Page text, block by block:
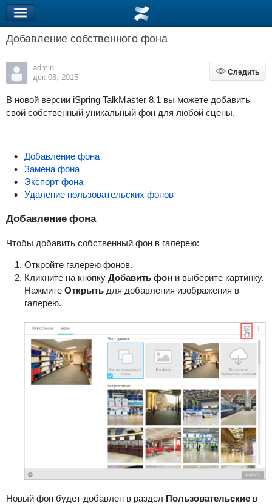
Добавление собственного фона
admin
дек 08, 2015
Следить
Следить
В новой версии iSpring TalkMaster 8.1 вы можете добавить
свой собственный уникальный фон для любой сцены.
Добавление фона
Замена фона
Экспорт фона
Удаление пользовательских фонов
Добавление фона
Чтобы добавить собственный фон в галерею:
Откройте галерею фонов.
Кликните на кнопку Добавить фон и выберите картинку.
Нажмите Открытьдля добавления изображения в
галерею.
Новый фон будет добавлен в раздел Пользовательскиев